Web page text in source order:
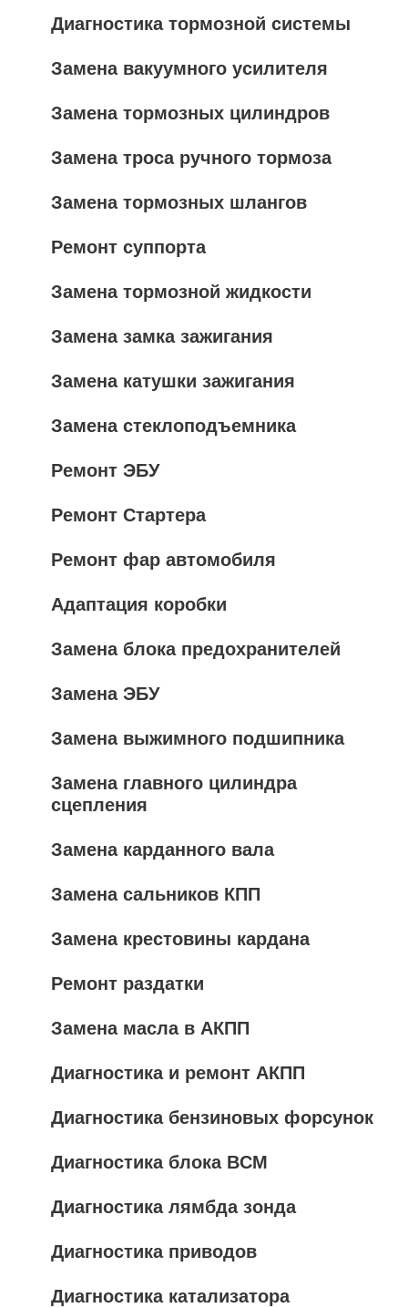
Диагностика тормозной системы
Замена вакуумного усилителя
Замена тормозных цилиндров
Замена троса ручного тормоза
Замена тормозных шлангов
Ремонт суппорта
Замена тормозной жидкости
Замена замка зажигания
Замена катушки зажигания
Замена стеклоподъемника
Ремонт ЭБУ
Ремонт Стартера
Ремонт фар автомобиля
Адаптация коробки
Замена блока предохранителей
Замена ЭБУ
Замена выжимного подшипника
Замена главного цилиндра
сцепления
Замена карданного вала
Замена сальников КПП
Замена крестовины кардана
Ремонт раздатки
Замена масла в АКПП
Диагностика и ремонт АКПП
Диагностика бензиновых форсунок
Диагностика блока BCM
Диагностика лямбда зонда
Диагностика приводов
Диагностика катализатора